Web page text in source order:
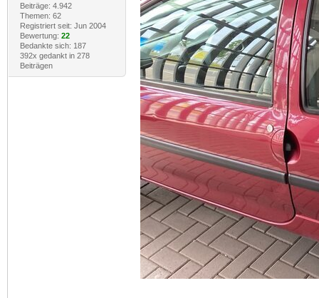
Beiträge: 4.942
Themen: 62
Registriert seit: Jun 2004
Bewertung: 22
Bedankte sich: 187
392x gedankt in 278
Beiträgen